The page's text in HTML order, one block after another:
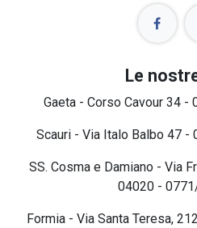
Le
Gaeta - Corso Cavour 34
Scauri - Via Italo Balbo 47
SS. Cosma e Damiano - Via
04020 -
Formia - Via Santa Teresa,